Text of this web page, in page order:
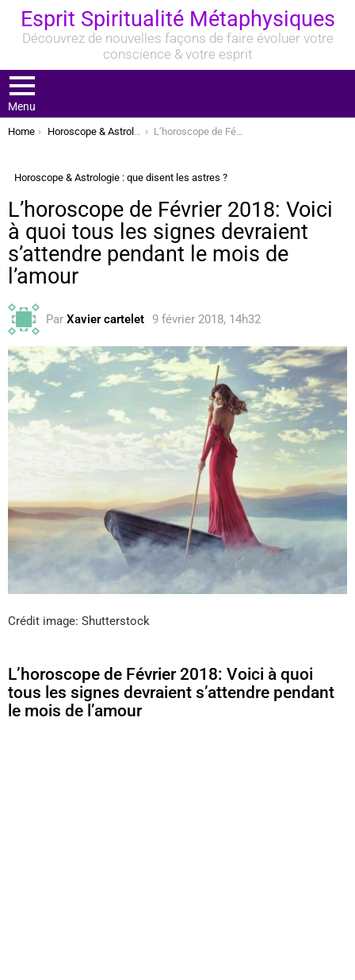
Esprit Spiritualité Métaphysiques
Découvrez de nouvelles façons de faire évoluer votre
conscience & votre esprit
Menu
You are here:
Home Horoscope & Astrologie : que disent les astres ? L’horoscope de Février 2018: Voici à quoi tous les signes devraient s’attendre pendant le mois de l’amour
Horoscope & Astrologie : que disent les astres ?
L’horoscope de Février 2018: Voici
à quoi tous les signes devraient
s’attendre pendant le mois de
l’amour
Par Xavier cartelet 9 février 2018, 14h32
Crédit image: Shutterstock
L’horoscope de Février 2018: Voici à quoi
tous les signes devraient s’attendre pendant
le mois de l’amour